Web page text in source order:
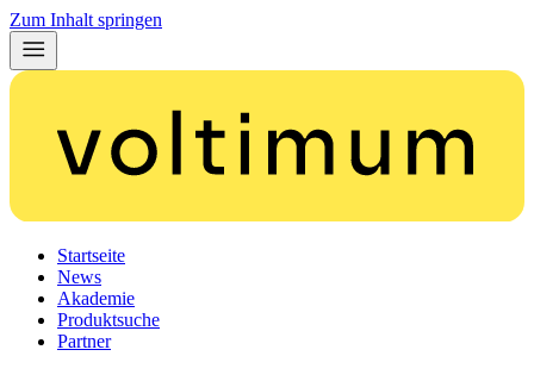
Zum Inhalt springen
Startseite
News
Akademie
Produktsuche
Partner